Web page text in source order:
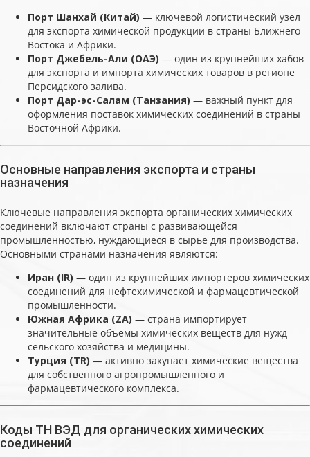
Порт Шанхай (Китай) — ключевой логистический узел
для экспорта химической продукции в страны Ближнего
Востока и Африки.
Порт Джебель-Али (ОАЭ) — один из крупнейших хабов
для экспорта и импорта химических товаров в регионе
Персидского залива.
Порт Дар-эс-Салам (Танзания) — важный пункт для
оформления поставок химических соединений в страны
Восточной Африки.
Основные направления экспорта и страны
назначения
Ключевые направления экспорта органических химических
соединений включают страны с развивающейся
промышленностью, нуждающиеся в сырье для производства.
Основными странами назначения являются:
Иран (IR) — один из крупнейших импортеров химических
соединений для нефтехимической и фармацевтической
промышленности.
Южная Африка (ZA) — страна импортирует
значительные объемы химических веществ для нужд
сельского хозяйства и медицины.
Турция (TR) — активно закупает химические вещества
для собственного агропромышленного и
фармацевтического комплекса.
Коды ТН ВЭД для органических химических
соединений